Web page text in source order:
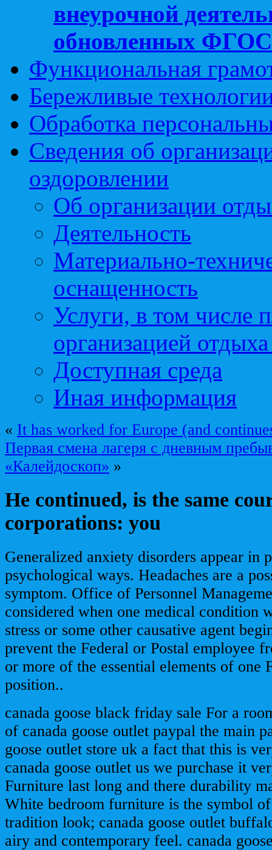
внеурочной
обновленных
Функциональная
Бережливые
Обработка
Сведения об
оздоровлении
Об организации
Деятельность
Материально-
оснащенность
Услуги, в том числе
организацией
Доступная среда
Иная информация
« It has worked for Europe (and
Первая смена лагеря с дневным
«Калейдоскоп» »
He continued, is the same
corporations: you
Generalized anxiety disorders appear in
psychological ways. Headaches are a
symptom. Office of Personnel
considered when one medical condition
stress or some other causative agent
prevent the Federal or Postal employee
or more of the essential elements of one
position..
canada goose black friday sale For a
of canada goose outlet paypal the main
goose outlet store uk a fact that this is
canada goose outlet us we purchase it
Furniture last long and there durability
White bedroom furniture is the symbol
tradition look; canada goose outlet
airy and contemporary feel. canada